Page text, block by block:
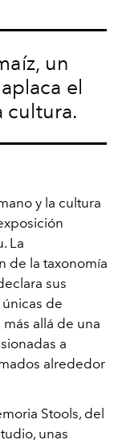
un
el
cultura.
y la cultura
La
de la taxonomía
sus
de
allá de una
a
alrededor
Stools, del
unas